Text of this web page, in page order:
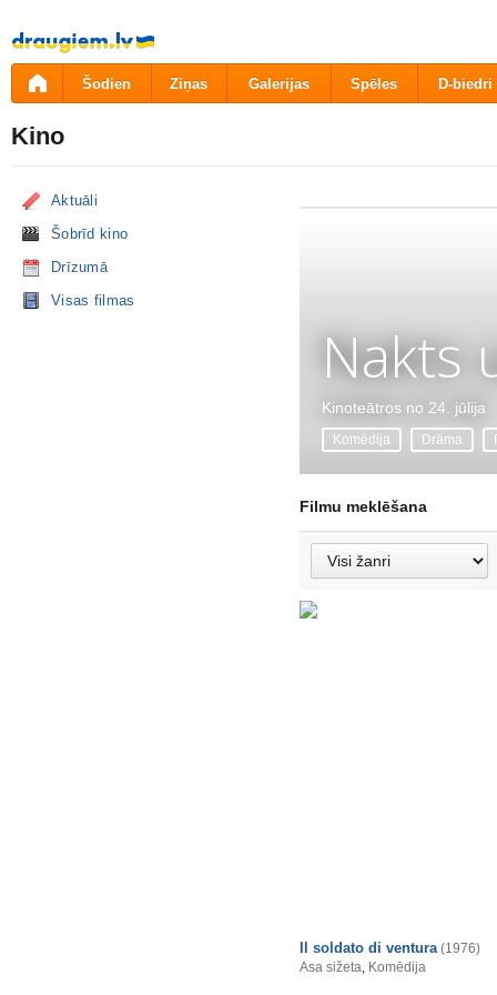
Pāriet
uz
saturu
Šodien Ziņas Galerijas Spēles D-biedri
Kino
Aktuāli
Šobrīd kino
Drīzumā
Visas filmas
Nakts
Kinoteātros no 24. jūlija
Komēdija Drāma
Filmu meklēšana
Il soldato di ventura (1976)
Asa sižeta, Komēdija